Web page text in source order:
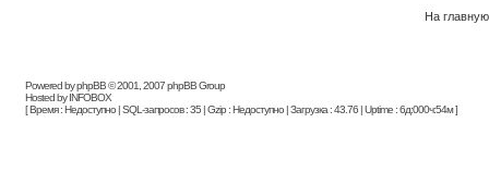
На
Powered by phpBB © 2001, 2007 phpBB Group
Hosted by INFOBOX
[ Время : Недоступно | SQL-запросов : 35 | Gzip : Недоступно | Загрузка : 43.76 | Uptime : 6д:000ч:54м ]